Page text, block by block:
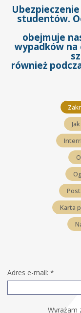
studentów.
obejmuje
wypadków na
również
Karta
Adres e-mail: *
Wyrażam